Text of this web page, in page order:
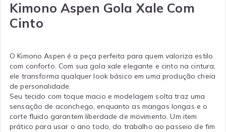
Kimono Aspen Gola Xale Com
Cinto
O Kimono Aspen é a peça perfeita para quem valoriza estilo
com conforto. Com sua gola xale elegante e cinto na cintura,
ele transforma qualquer look básico em uma produção cheia
de personalidade.
Seu tecido com toque macio e modelagem solta traz uma
sensação de aconchego, enquanto as mangas longas e o
corte fluido garantem liberdade de movimento. Um item
prático para usar o ano todo, do trabalho ao passeio de fim